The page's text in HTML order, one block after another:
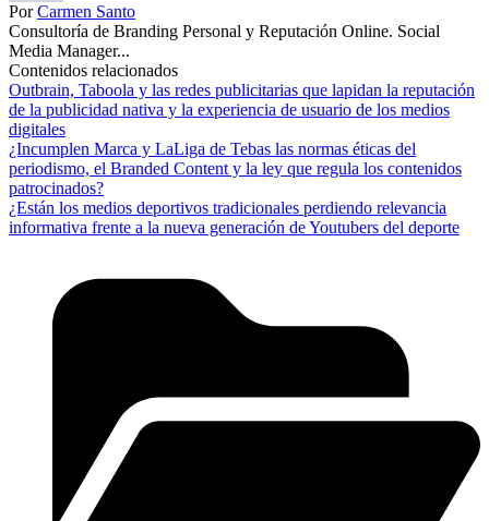
PorCarmen Santo
Consultoría de Branding Personal y Reputación Online. Social
Media Manager...
Contenidos relacionados
Outbrain, Taboola y las redes publicitarias que lapidan la reputación
de la publicidad nativa y la experiencia de usuario de los medios
digitales
¿Incumplen Marca y LaLiga de Tebas las normas éticas del
periodismo, el Branded Content y la ley que regula los contenidos
patrocinados?
¿Están los medios deportivos tradicionales perdiendo relevancia
informativa frente a la nueva generación de Youtubers del deporte